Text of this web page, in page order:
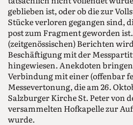
geblieben ist, oder ob die zur
Stücke verloren gegangen sind,
post zum Fragment geworden
(zeitgenössischen) Berichten
Beschäftigung mit der
hingewiesen. Anekdoten bringen
Verbindung mit einer (offenbar
Messevertonung, die am 26.
Salzburger Kirche St. Peter von
versammelten Hofkapelle zur
wurde.